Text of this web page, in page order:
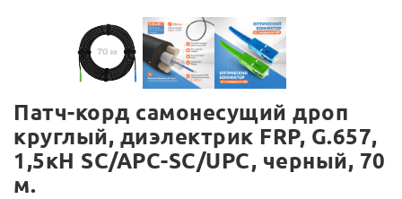
Патч-корд самонесущий дроп
круглый, диэлектрик FRP, G.657,
1,5кН SC/APC-SC/UPC, черный, 70
м.